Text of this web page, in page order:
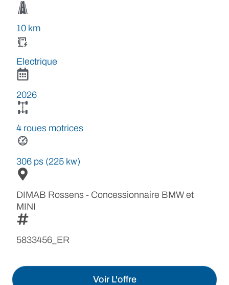
10 km
Electrique
2026
4 roues motrices
306 ps (225 kw)
DIMAB Rossens - Concessionnaire BMW et
MINI
5833456_ER
Voir L'offre